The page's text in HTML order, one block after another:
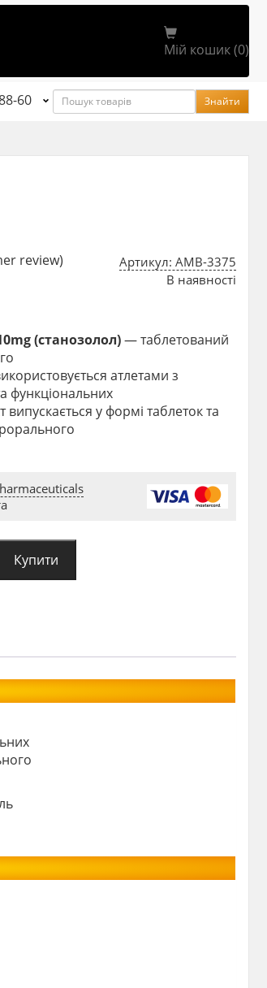
Мій кошик (0)
60 Пошук Знайти
Артикул: AMB-3375
В наявності
review)
(станозолол)— таблетований
атлетами з
функціональних
випускається у формі таблеток та
10mg (станозолол) quantity
Купити